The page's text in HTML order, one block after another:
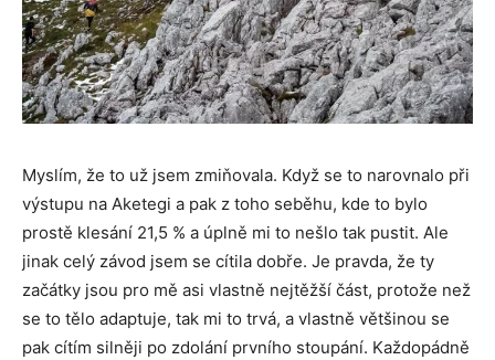
Myslím, že to už jsem zmiňovala. Když se to narovnalo při
výstupu na Aketegi a pak z toho seběhu, kde to bylo
prostě klesání 21,5 % a úplně mi to nešlo tak pustit. Ale
jinak celý závod jsem se cítila dobře. Je pravda, že ty
začátky jsou pro mě asi vlastně nejtěžší část, protože než
se to tělo adaptuje, tak mi to trvá, a vlastně většinou se
pak cítím silněji po zdolání prvního stoupání. Každopádně